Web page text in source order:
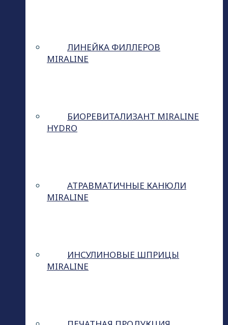
ЛИНЕЙКА ФИЛЛЕРОВ
MIRALINE
БИОРЕВИТАЛИЗАНТ MIRALINE
HYDRO
АТРАВМАТИЧНЫЕ КАНЮЛИ
MIRALINE
ИНСУЛИНОВЫЕ ШПРИЦЫ
MIRALINE